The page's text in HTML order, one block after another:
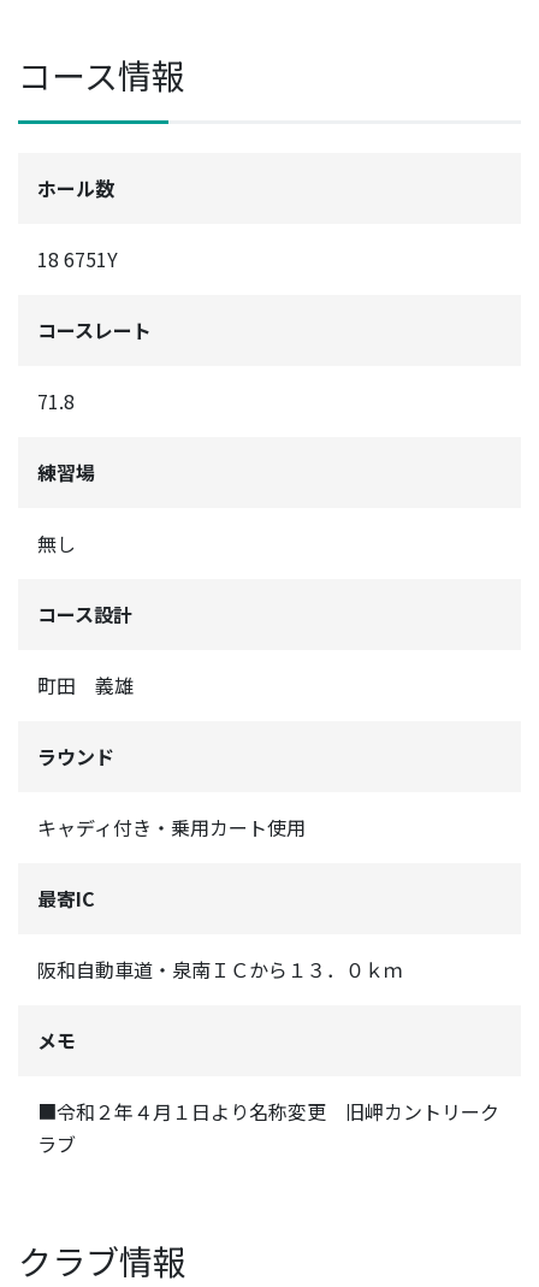
コース情報
ホール数
18 6751Y
コースレート
71.8
練習場
無し
コース設計
町田 義雄
ラウンド
キャディ付き・乗用カート使用
最寄IC
阪和自動車道・泉南ＩＣから１３．０ｋｍ
メモ
■令和２年４月１日より名称変更 旧岬カントリーク
ラブ
クラブ情報